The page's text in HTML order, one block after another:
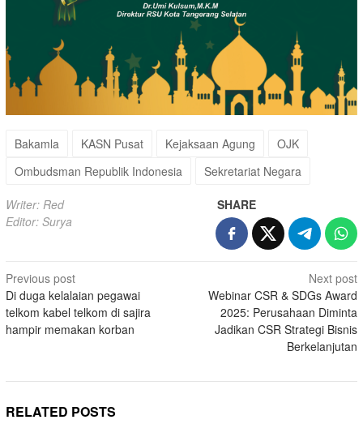
Bakamla KASN Pusat Kejaksaan Agung
OJK
Ombudsman Republik Indonesia
Sekretariat Negara
Writer: Red
Editor: Surya
SHARE
Post
navigation
Previous post
Di duga kelalaian pegawai
telkom kabel telkom di sajira
hampir memakan korban
Next post
Webinar CSR & SDGs Award
2025: Perusahaan Diminta
Jadikan CSR Strategi Bisnis
Berkelanjutan
RELATED POSTS